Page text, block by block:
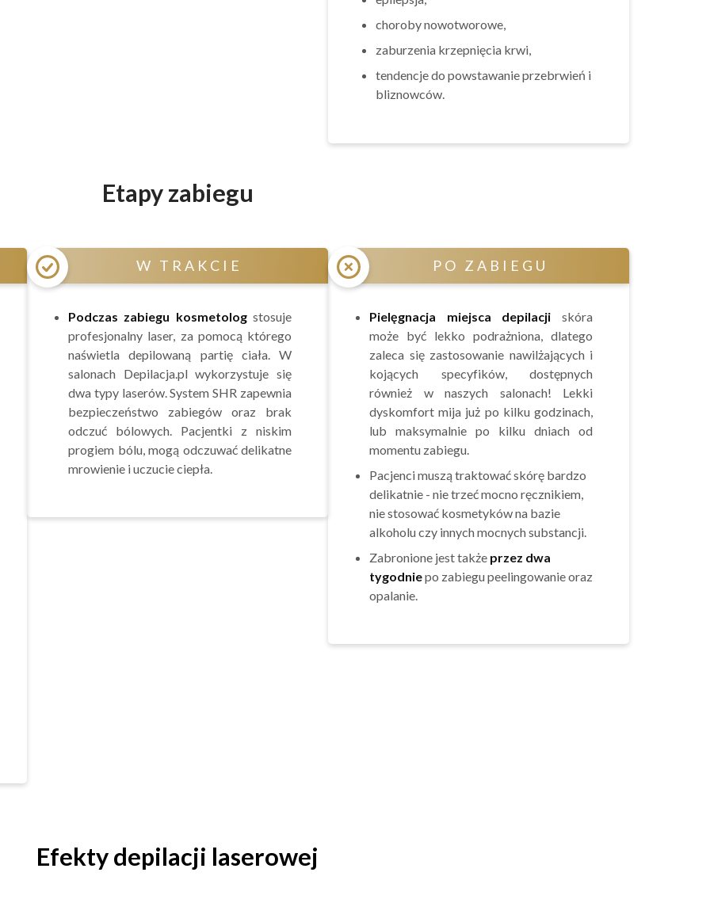
choroby nowotworowe,
zaburzenia krzepnięcia krwi,
tendencje do powstawanie przebrwień i
bliznowców.
Etapy zabiegu
W TRAKCIE
Podczas zabiegu kosmetologstosuje
profesjonalny laser, za pomocą którego
naświetla depilowaną partię ciała. W
salonach Depilacja.pl wykorzystuje się
dwa typy laserów. System SHR zapewnia
bezpieczeństwo zabiegów oraz brak
odczuć bólowych. Pacjentki z niskim
progiem bólu, mogą odczuwać delikatne
mrowienie i uczucie ciepła.
PO ZABIEGU
Pielęgnacja miejsca depilacji skóra
może być lekko podrażniona, dlatego
zaleca się zastosowanie nawilżających i
kojących specyfików, dostępnych
również w naszych salonach! Lekki
dyskomfort mija już po kilku godzinach,
lub maksymalnie po kilku dniach od
momentu zabiegu.
Pacjenci muszą traktować skórę bardzo
delikatnie - nie trzeć mocno ręcznikiem,
nie stosować kosmetyków na bazie
alkoholu czy innych mocnych substancji.
Zabronione jest także przez dwa
tygodniepo zabiegu peelingowanie oraz
opalanie.
Efekty depilacji laserowej